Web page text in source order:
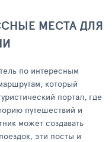
МЕСТА ДЛЯ
по интересным
который
портал, где
путешествий и
может создавать
эти посты и